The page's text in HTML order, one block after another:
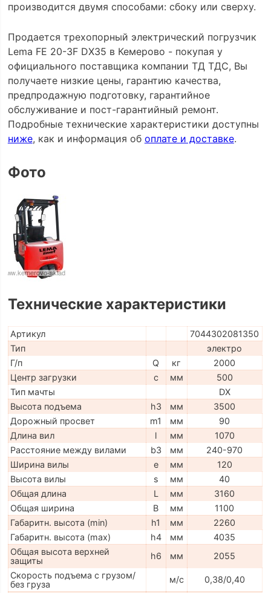
производится двумя способами: сбоку или сверху.
Продается трехопорный электрический погрузчик
Lema FE 20-3F DX35 в Кемерово - покупая у
официального поставщика компании ТД ТДС, Вы
получаете низкие цены, гарантию качества,
предпродажную подготовку, гарантийное
обслуживание и пост-гарантийный ремонт.
Подробные технические характеристики доступны
ниже, как и информация об оплате и доставке.
Фото
Технические характеристики
Артикул
7044302081350
Тип
электро
Г/п
Q кг
2000
Центр загрузки
c мм
500
Тип мачты
DX
Высота подъема
h3 мм
3500
Дорожный просвет
m1 мм
90
Длина вил
l мм
1070
Расстояние между вилами
b3 мм
240-970
Ширина вилы
e мм
120
Высота вилы
s мм
40
Общая длина
L мм
3160
Общая ширина
B мм
1100
Габаритн. высота (min)
h1 мм
2260
Габаритн. высота (max)
h4 мм
4035
Общая высота верхней
защиты
h6 мм
2055
Скорость подъема с грузом/
без груза
м/с 0,38/0,40